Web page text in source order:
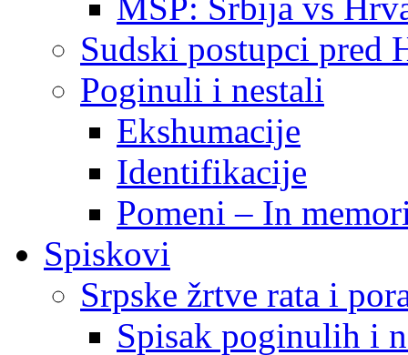
Sudski postupci pred
Poginuli i nestali
Ekshumacije
Identifikacije
Pomeni – In
Spiskovi
Srpske žrtve rata i
Spisak poginulih i